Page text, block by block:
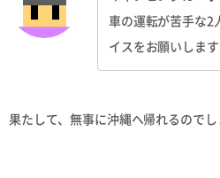
車の運転が苦手な2
イスをお願いします
果たして、無事に沖縄へ帰れるのでし